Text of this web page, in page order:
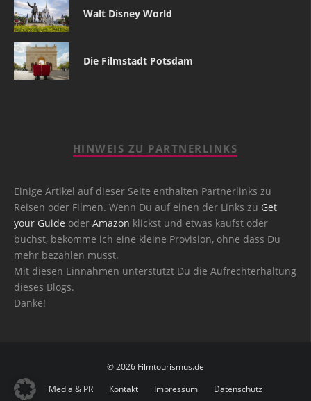
Walt Disney World
Die Filmstadt Potsdam
HINWEIS ZU PARTNERLINKS
Einige Artikel auf dieser Seite enthalten Partnerlinks zu
Reisen oder Filmen. Wenn Du auf einen der Links zu Get
your Guide oder Amazon klickst und etwas kaufst oder
buchst, bekomme ich eine kleine Provision, ohne dass Du
mehr bezahlen musst.
Mit diesen Einnahmen unterstützt Du die Aufrechterhaltung
dieses Blogs.
Danke!
© 2026 Filmtourismus.de
Media & PR
Kontakt Impressum Datenschutz